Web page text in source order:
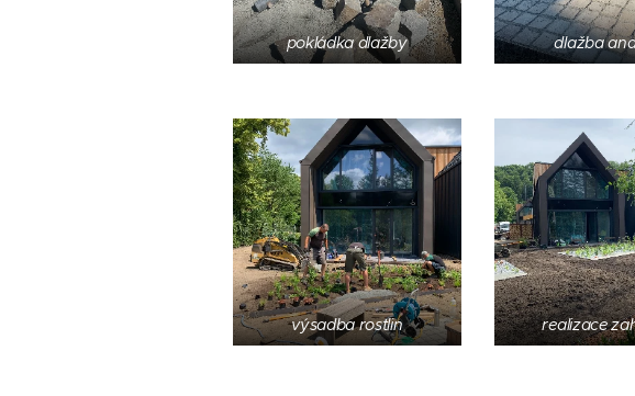
pokládka dlažby dlažba
výsadba rostlin realizace